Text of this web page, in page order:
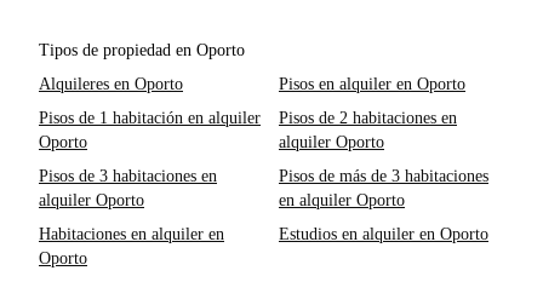
Tipos de propiedad en Oporto
Alquileres en Oporto
Pisos en alquiler en Oporto
Pisos de 1 habitación en alquiler
Oporto
Pisos de 2 habitaciones en
alquiler Oporto
Pisos de 3 habitaciones en
alquiler Oporto
Pisos de más de 3 habitaciones
en alquiler Oporto
Habitaciones en alquiler en
Oporto
Estudios en alquiler en Oporto